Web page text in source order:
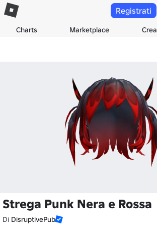
Charts Marketplace Crea
Registrati
Strega Punk Nera e Rossa
Di DisruptivePub